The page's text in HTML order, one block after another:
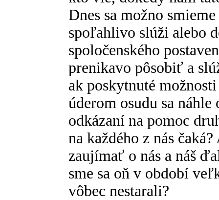
Dnes sa možno
spoľahlivo slúži alebo
spoločenského
prenikavo pôsobiť a
ak poskytnuté
úderom osudu sa
odkázaní na pomoc
na každého z nás
zaujímať o nás a náš
sme sa oň v období
vôbec nestarali?